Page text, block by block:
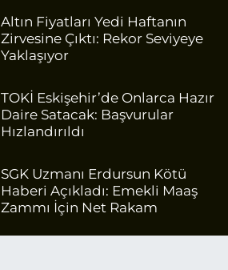
Altın Fiyatları Yedi Haftanın
Zirvesine Çıktı: Rekor Seviyeye
Yaklaşıyor
TOKİ Eskişehir’de Onlarca Hazır
Daire Satacak: Başvurular
Hızlandırıldı
SGK Uzmanı Erdursun Kötü
Haberi Açıkladı: Emekli Maaş
Zammı İçin Net Rakam